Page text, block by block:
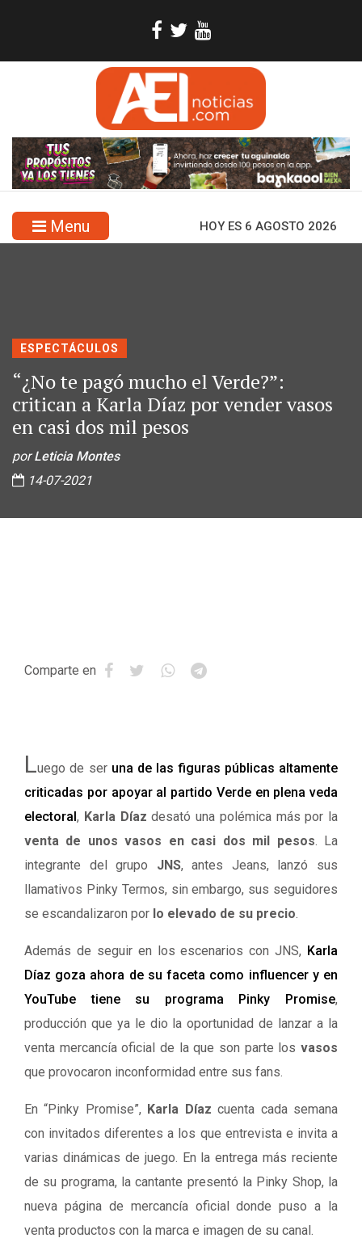
Menu HOY ES 6 AGOSTO 2026
ESPECTÁCULOS
“¿No te pagó mucho el Verde?”:
critican a Karla Díaz por vender vasos
en casi dos mil pesos
porLeticia Montes
14-07-2021
Comparte en
Luego de ser una de las figuras públicas altamente
criticadas por apoyar al partido Verde en plena veda
electoral, Karla Díaz desató una polémica más por la
venta de unos vasos en casi dos mil pesos. La
integrante del grupo JNS, antes Jeans, lanzó sus
llamativos Pinky Termos, sin embargo, sus seguidores
se escandalizaron por lo elevado de su precio.
Además de seguir en los escenarios con JNS, Karla
Díaz goza ahora de su faceta como influencer y en
YouTube tiene su programa Pinky Promise,
producción que ya le dio la oportunidad de lanzar a la
venta mercancía oficial de la que son parte los vasos
que provocaron inconformidad entre sus fans.
En “Pinky Promise”, Karla Díaz cuenta cada semana
con invitados diferentes a los que entrevista e invita a
varias dinámicas de juego. En la entrega más reciente
de su programa, la cantante presentó la Pinky Shop, la
nueva página de mercancía oficial donde puso a la
venta productos con la marca e imagen de su canal.